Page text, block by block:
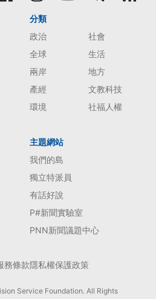
分類
政治
社會
全球
生活
兩岸
地方
產經
文教科技
環境
社福人權
主題網站
我們的島
獨立特派員
有話好說
P#新聞實驗室
PNN新聞議題中心
務條款隱私權保護政策
Service Foundation. All Rights